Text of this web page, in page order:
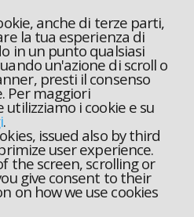
anche di terze parti,
la tua esperienza di
in un punto qualsiasi
un'azione di scroll o
presti il consenso
Per maggiori
i cookie e su
.
issued also by third
user experience.
the screen, scrolling or
give consent to their
on how we use cookies